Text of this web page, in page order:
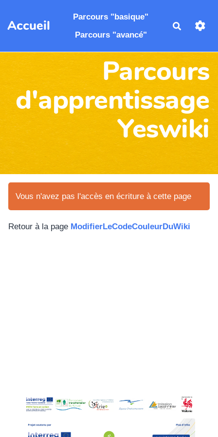
Aller au contenu principal
Accueil
Parcours "basique"
Parcours "avancé"
Parcours
d'apprentissage
Yeswiki
Vous n'avez pas l'accès en écriture à cette page
Retour à la page ModifierLeCodeCouleurDuWiki